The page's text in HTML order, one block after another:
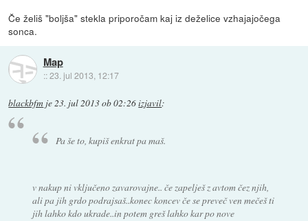
Če želiš "boljša" stekla priporočam kaj iz deželice vzhajajočega
sonca.
Map
::23. jul 2013, 12:17
blackbfm je23. jul 2013 ob 02:26izjavil:
Pa še to, kupiš enkrat pa maš.
v nakup ni vključeno zavarovajne.. če zapelješ z avtom čez njih,
ali pa jih grdo podrajsaš..konec koncev če se preveč ven mečeš ti
jih lahko kdo ukrade..in potem greš lahko kar po nove